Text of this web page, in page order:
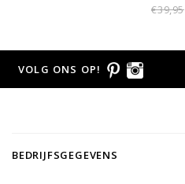
€39,95
VOLG ONS OP!
BEDRIJFSGEGEVENS